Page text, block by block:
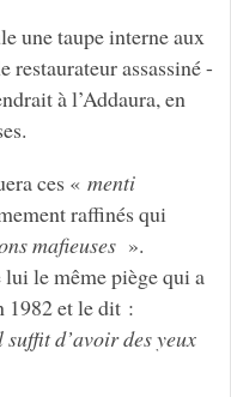
une taupe interne aux
restaurateur assassiné -
à l’Addaura, en
ces « menti
raffinés qui
mafieuses ».
le même piège qui a
1982 et le dit :
suffit d’avoir des yeux